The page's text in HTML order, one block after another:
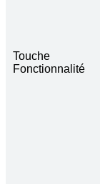
Touche
Fonctionnalité